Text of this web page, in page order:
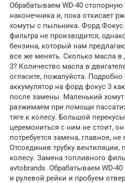
Обрабатываем WD-40 стопорную
наконечника и, пока откисает
хомуты с пыльника. Форд Фокус
фильтра не производится,
бензина, который нам
все же менять. Сколько масла в
3? Количество масла в
огласите, пожалуйста.
аккумулятор на форд фокус 3
после замены. Маленький
разжимаем при помощи
тяге к колесу. Большой
церемониться с ним не стоит,
потребуется замена, главное,
Отсоединив трубку
колесу. Замена топливного
avtobrands. Обрабатываем WD-
и рулевой рейки и пробуем